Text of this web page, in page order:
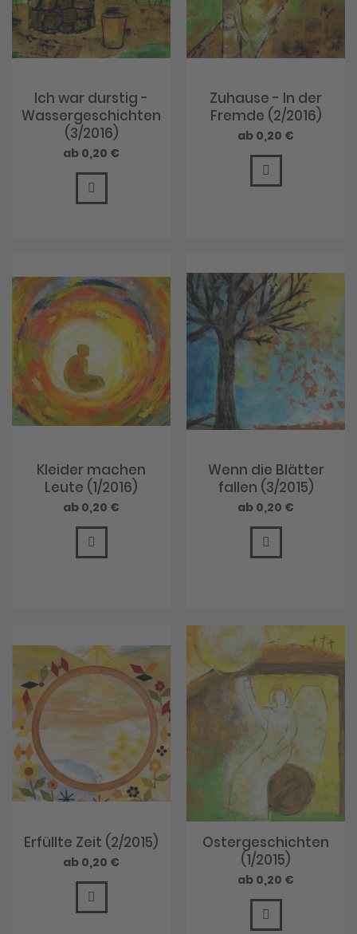
Ich war durstig -
Wassergeschichten
(3/2016)
0,20 €
Zuhause - In der
Fremde (2/2016)
0,20 €
Kleider machen
Leute (1/2016)
0,20 €
Wenn die Blätter
fallen (3/2015)
0,20 €
Erfüllte Zeit (2/2015)
0,20 €
Ostergeschichten
(1/2015)
0,20 €